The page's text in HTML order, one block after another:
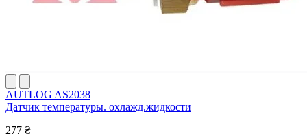
AUTLOG AS2038
Датчик температуры. охлажд.жидкости
277 ₴